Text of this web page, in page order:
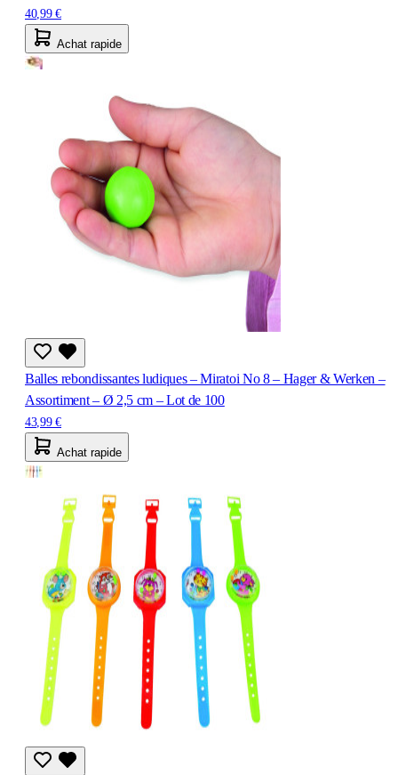
40,99 €
Achat rapide
Balles rebondissantes ludiques – Miratoi No 8 – Hager & Werken –
Assortiment – Ø 2,5 cm – Lot de 100
43,99 €
Achat rapide